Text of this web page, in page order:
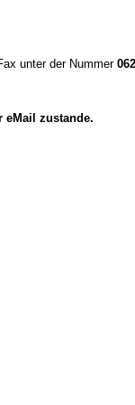
unter der Nummer
eMail zustande.